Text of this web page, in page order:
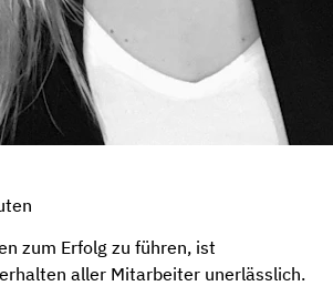
zum Erfolg zu führen, ist
aller Mitarbeiter unerlässlich.